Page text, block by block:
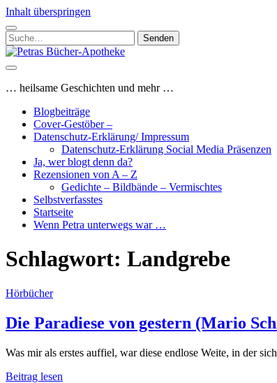
Inhalt überspringen
Suchen
nach:
Petras
Bücher-
… heilsame Geschichten und mehr …
Blogbeiträge
Cover-Gestöber –
Datenschutz-Erklärung/ Impressum
Datenschutz-Erklärung Social Media Präsenzen
Ja, wer blogt denn da?
Rezensionen von A – Z
Gedichte – Bildbände – Vermischtes
Selbstverfasstes
Startseite
Wenn Petra unterwegs war …
Schlagwort: Landgrebe
Hörbücher
Die Paradiese von gestern (Mario
Was mir als erstes auffiel, war diese endlose Weite, in der
Beitrag lesen